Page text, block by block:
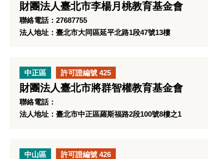
財團法人臺北市李楊月桃教育基金會
聯絡電話：27687755
法人地址：臺北市大同區延平北路1段47號13樓
中正區 許可證編號 425
財團法人臺北市將群智權教育基金會
聯絡電話：
法人地址：臺北市中正區羅斯福路2段100號8樓之1
中山區 許可證編號 426